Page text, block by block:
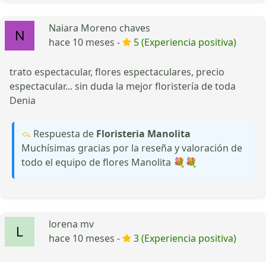
Naiara Moreno chaves
hace 10 meses -
5 (Experiencia positiva)
trato espectacular, flores espectaculares, precio
espectacular... sin duda la mejor floristería de toda
Denia
Respuesta de Floristeria Manolita
Muchísimas gracias por la reseña y valoración de
todo el equipo de flores Manolita 💐💐
lorena mv
hace 10 meses -
3 (Experiencia positiva)